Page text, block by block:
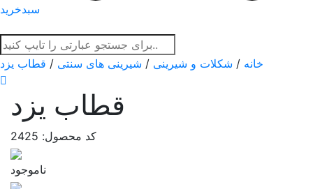
سبدخرید
خانه / شکلات و شیرینی / شیرینی های سنتی / قطاب یزد
قطاب یزد
کد محصول: 2425
ناموجود